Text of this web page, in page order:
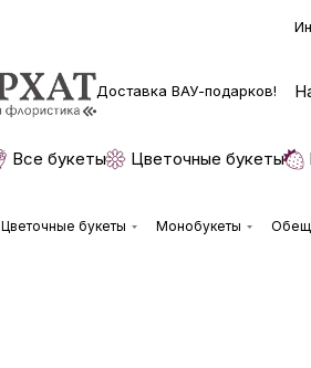
Доставка ВАУ-подарков!
Все букеты Цветочные букеты
Цветочные букеты Монобукеты